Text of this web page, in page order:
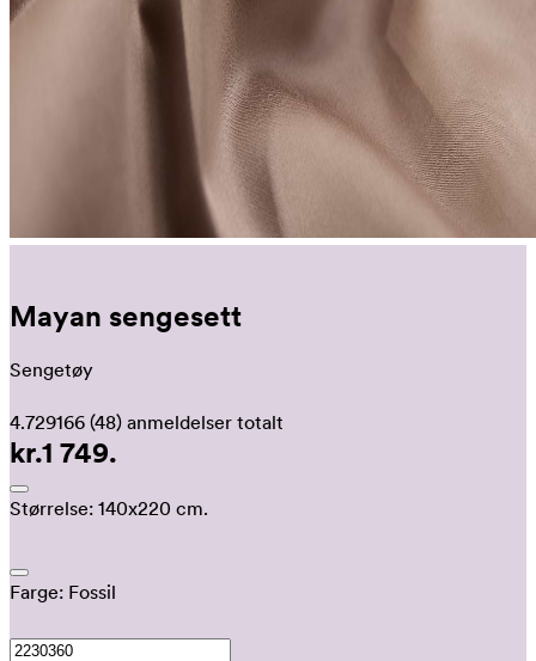
Mayan sengesett
Sengetøy
4.729166 (48) anmeldelser totalt
kr.1 749.
Størrelse: 140x220 cm.
Farge: Fossil